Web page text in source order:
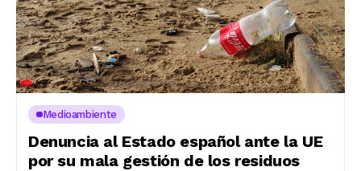
Medioambiente
Denuncia al Estado español ante la UE
por su mala gestión de los residuos